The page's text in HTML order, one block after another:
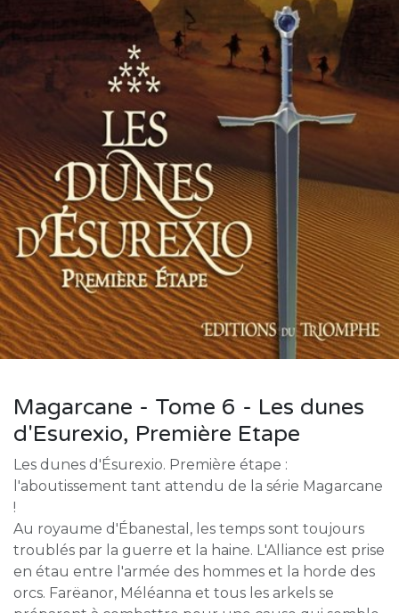
Magarcane - Tome 6 - Les dunes
d'Esurexio, Première Etape
Les dunes d'Ésurexio. Première étape :
l'aboutissement tant attendu de la série Magarcane
!
Au royaume d'Ébanestal, les temps sont toujours
troublés par la guerre et la haine. L'Alliance est prise
en étau entre l'armée des hommes et la horde des
orcs. Farëanor, Méléanna et tous les arkels se